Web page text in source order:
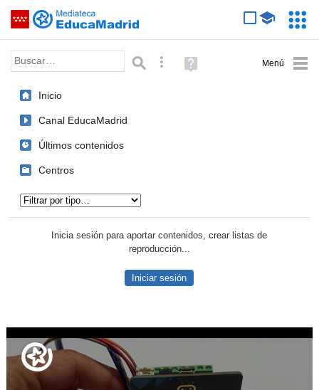
Saltar navegación
Palabra o frase: Búsqueda avanzada
Ayuda
(en
Inicio
Canal EducaMadrid
Últimos contenidos
Centros
Inicia sesión para aportar contenidos, crear listas de
reproducción...
Iniciar sesión